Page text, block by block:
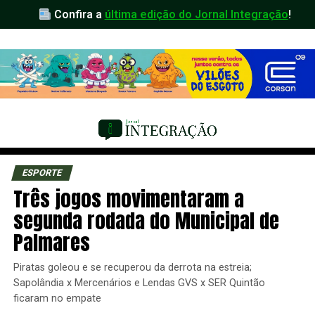
Confira a última edição do Jornal Integração!
ESPORTE
Três jogos movimentaram a
segunda rodada do Municipal de
Palmares
Piratas goleou e se recuperou da derrota na estreia;
Sapolândia x Mercenários e Lendas GVS x SER Quintão
ficaram no empate